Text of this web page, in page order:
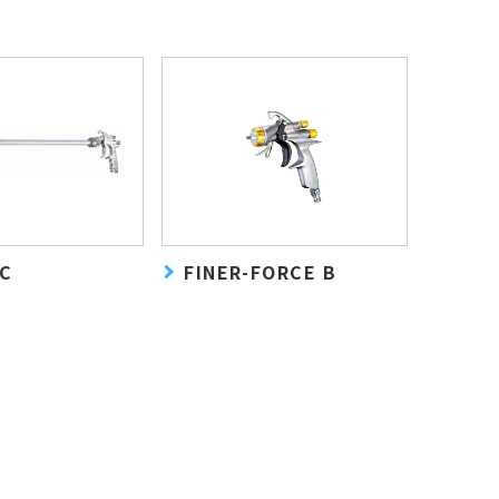
FINER-FORCE B